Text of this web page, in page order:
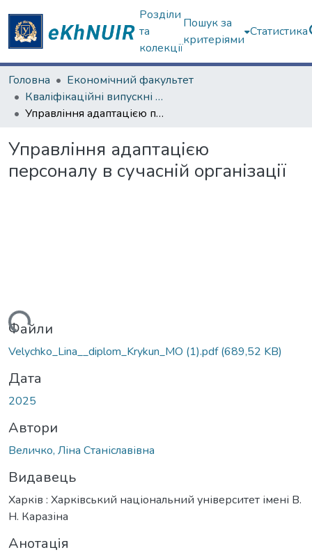
Розділи
та
колекції
Пошук за
критеріями
Статистика
Головна
Економічний факультет
Кваліфікаційні випускні роботи бакалаврів. Економічний факультет
Управління адаптацією персоналу в сучасній організації
Управління адаптацією
персоналу в сучасній організації
Файли
Velychko_Lina__diplom_Krykun_МО (1).pdf(689,52 KB)
Дата
2025
Автори
Величко, Ліна Станіславівна
Видавець
Харків : Харківський національний університет імені В.
Н. Каразіна
Анотація